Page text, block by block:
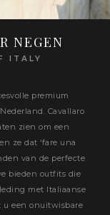
NEGEN
ITALY
premium
Cavallaro
zien om een
ze dat ‘fare una
van de perfecte
bieden outfits die
met Italiaanse
u een onuitwisbare